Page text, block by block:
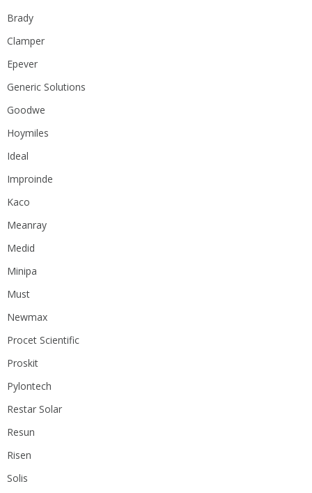
Brady
Clamper
Epever
Generic Solutions
Goodwe
Hoymiles
Ideal
Improinde
Kaco
Meanray
Medid
Minipa
Must
Newmax
Procet Scientific
Proskit
Pylontech
Restar Solar
Resun
Risen
Solis